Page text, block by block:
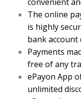
The online
is highly
bank account
Payments
free of any
ePayon App
unlimited